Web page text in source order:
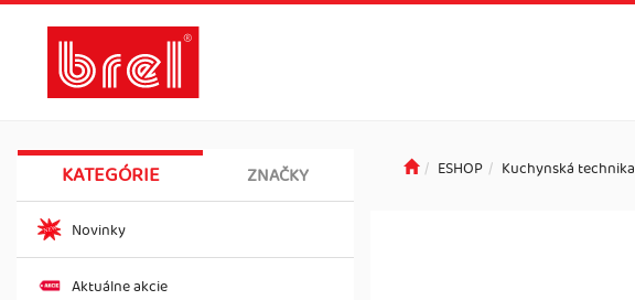
KATEGÓRIE ZNAČKY
Novinky
Aktuálne akcie
ESHOP Kuchynská technika